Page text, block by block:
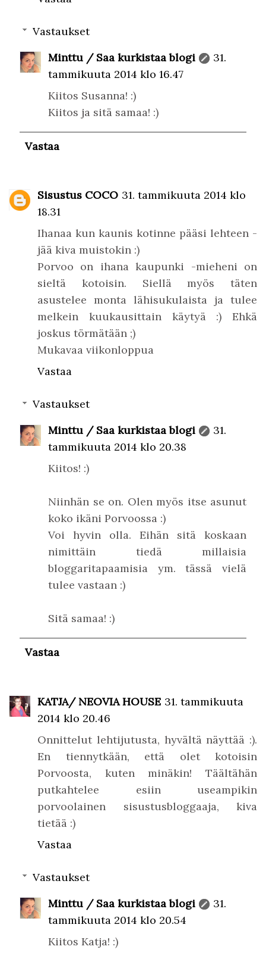
Vastaukset
Minttu / Saa kurkistaa blogi
31.
tammikuuta 2014 klo 16.47
Kiitos Susanna! :)
Kiitos ja sitä samaa! :)
Vastaa
Sisustus COCO 31. tammikuuta 2014 klo
18.31
Ihanaa kun kaunis kotinne pääsi lehteen -
jää kiva muistokin :)
Porvoo on ihana kaupunki -mieheni on
sieltä kotoisin. Siellä myös täten
asustelee monta lähisukulaista ja tulee
melkein kuukausittain käytyä :) Ehkä
joskus törmätään ;)
Mukavaa viikonloppua
Vastaa
Vastaukset
Minttu / Saa kurkistaa blogi
31.
tammikuuta 2014 klo 20.38
Kiitos! :)
Niinhän se on. Olen myös itse asunut
koko ikäni Porvoossa :)
Voi hyvin olla. Eihän sitä koskaan
nimittäin tiedä millaisia
bloggaritapaamisia ym. tässä vielä
tulee vastaan :)
Sitä samaa! :)
Vastaa
KATJA/ NEOVIA HOUSE 31. tammikuuta
2014 klo 20.46
Onnittelut lehtijutusta, hyvältä näyttää :).
En tiennytkään, että olet kotoisin
Porvoosta, kuten minäkin! Täältähän
putkahtelee esiin useampikin
porvoolainen sisustusbloggaaja, kiva
tietää :)
Vastaa
Vastaukset
Minttu / Saa kurkistaa blogi
31.
tammikuuta 2014 klo 20.54
Kiitos Katja! :)